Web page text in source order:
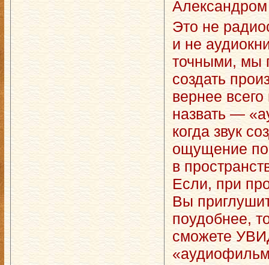
Это не
и не
точными, мы
создать
вернее
назвать —
когда звук
ощущение
в
Если, при
Вы
поудобнее,
сможете